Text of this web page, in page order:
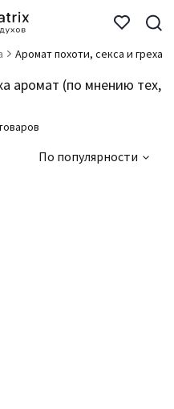
Аромат похоти, секса и греха
аромат (по мнению тех,
По популярности